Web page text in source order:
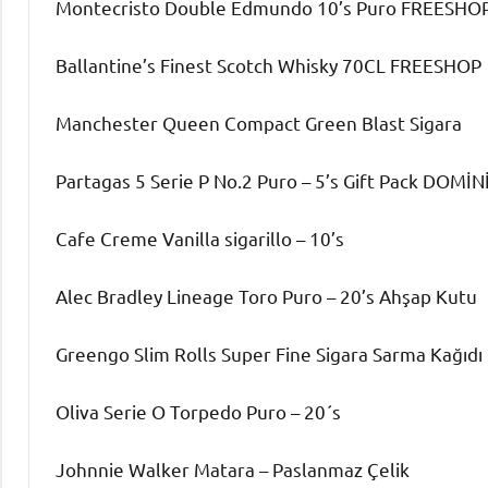
Montecristo Double Edmundo 10’s Puro
Ballantine’s Finest Scotch Whisky 70CL FREESHOP
Manchester Queen Compact Green Blast Sigara
Partagas 5 Serie P No.2 Puro – 5’s Gift Pack
Cafe Creme Vanilla sigarillo – 10’s
Alec Bradley Lineage Toro Puro – 20’s Ahşap Kutu
Greengo Slim Rolls Super Fine Sigara Sarma Kağıdı
Oliva Serie O Torpedo Puro – 20´s
Johnnie Walker Matara – Paslanmaz Çelik